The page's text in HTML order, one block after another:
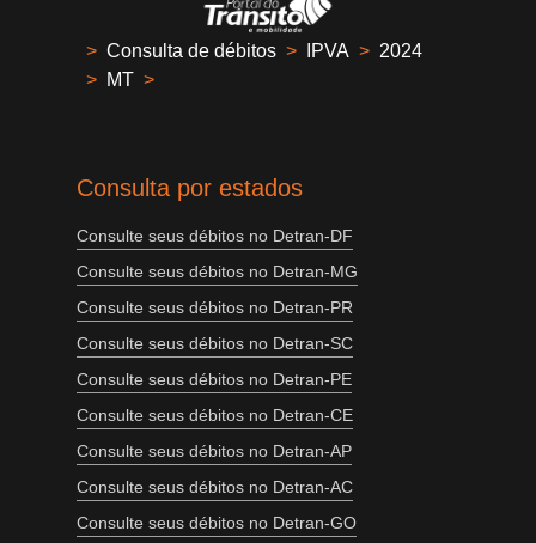
> Consulta de débitos > IPVA > 2024
> MT >
Consulta por estados
Consulte seus débitos no Detran-DF
Consulte seus débitos no Detran-MG
Consulte seus débitos no Detran-PR
Consulte seus débitos no Detran-SC
Consulte seus débitos no Detran-PE
Consulte seus débitos no Detran-CE
Consulte seus débitos no Detran-AP
Consulte seus débitos no Detran-AC
Consulte seus débitos no Detran-GO